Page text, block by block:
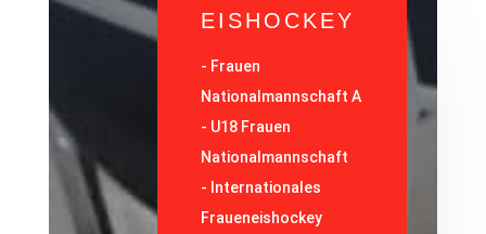
EISHOCKEY
- Frauen
Nationalmannschaft A
- U18 Frauen
Nationalmannschaft
- Internationales
Fraueneishockey